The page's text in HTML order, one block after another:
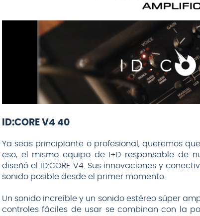
ID:CORE V4 40
Ya seas principiante o profesional, queremos
eso, el mismo equipo de I+D responsable de
diseñó el ID:CORE V4. Sus innovaciones y
sonido posible desde el primer momento.
Un sonido increíble y un sonido estéreo súper
controles fáciles de usar se combinan con la